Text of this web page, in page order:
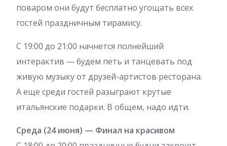
поваром они будут бесплатно угощать всех
гостей праздничным тирамису.
С 19:00 до 21:00 начнется полнейший
интерактив — будем петь и танцевать под
живую музыку от друзей-артистов ресторана.
А еще среди гостей разыграют крутые
итальянские подарки. В общем, надо идти.
Среда (24 июня) — Финал на красивом